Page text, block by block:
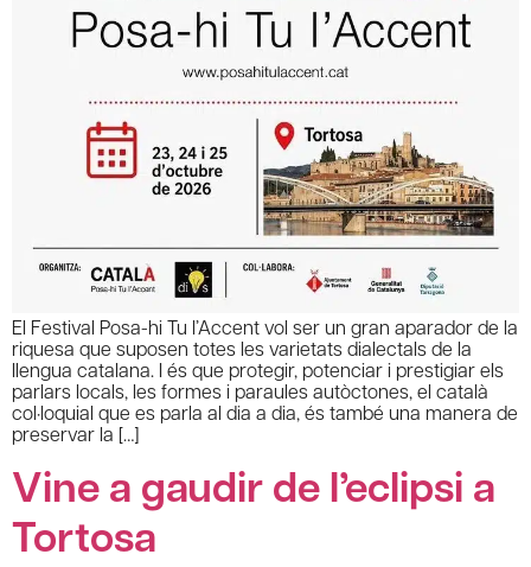
El Festival Posa-hi Tu l’Accent vol ser un gran aparador de la
riquesa que suposen totes les varietats dialectals de la
llengua catalana. I és que protegir, potenciar i prestigiar els
parlars locals, les formes i paraules autòctones, el català
col·loquial que es parla al dia a dia, és també una manera de
preservar la […]
Vine a gaudir de l’eclipsi a
Tortosa